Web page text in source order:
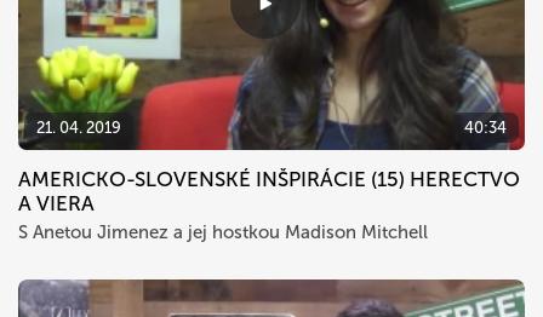
21. 04. 2019 40:34
AMERICKO-SLOVENSKÉ INŠPIRÁCIE (15) HERECTVO
A VIERA
S Anetou Jimenez a jej hostkou Madison Mitchell